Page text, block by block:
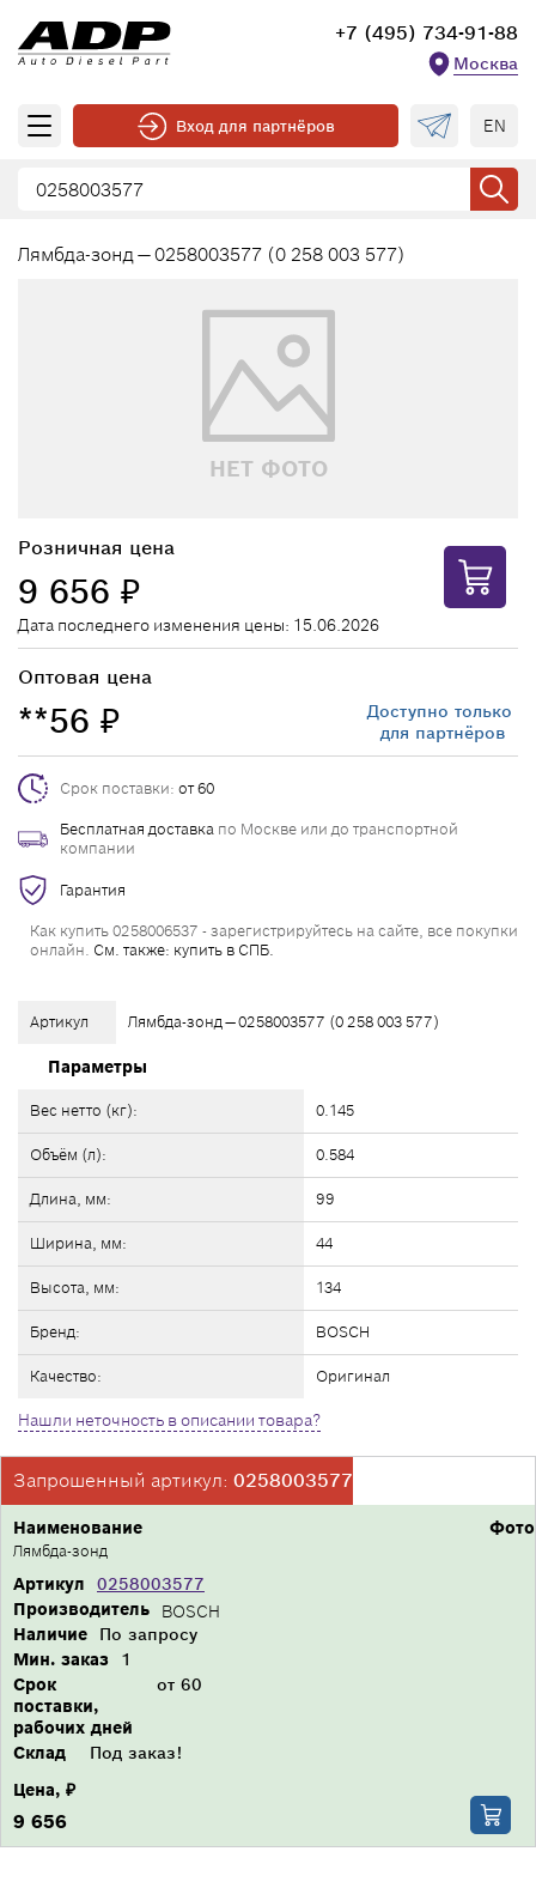
+7 (495) 734-91-88
Москва
Вход для партнёров EN
Лямбда-зонд — 0258003577 (0 258 003 577)
НЕТ ФОТО
Артикул Лямбда-зонд — 0258003577 (0 258 003 577)
Параметры
Вес нетто (кг): 0.145
Объём (л): 0.584
Длина, мм: 99
Ширина, мм: 44
Высота, мм: 134
Бренд: BOSCH
Качество: Оригинал
Нашли неточность в описании товара?
Розничная цена
9 656 ₽
Дата последнего изменения цены: 15.06.2026
Оптовая цена
**56 ₽
Доступно только
для партнёров
Срок поставки: от 60
Бесплатная доставка по Москве или до транспортной
компании
Гарантия
Как купить 0258006537 - зарегистрируйтесь на сайте, все покупки
онлайн. См. также: купить в СПБ.
Запрошенный артикул: 0258003577
Фото
Производитель BOSCH
Артикул 0258003577
Наименование
Лямбда-зонд
Наличие
По запросу
Мин. заказ
1
Срок
поставки,
рабочих дней
от 60
Склад
Под заказ!
Цена, ₽
9 656